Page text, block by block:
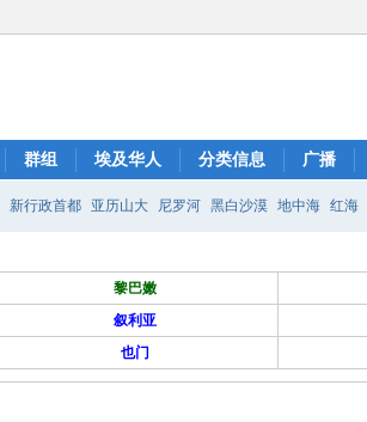
群组 埃及华人 分类信息 广播
新行政首都 亚历山大 尼罗河 黑白沙漠 地中海 红海
黎巴嫩
叙利亚
也门